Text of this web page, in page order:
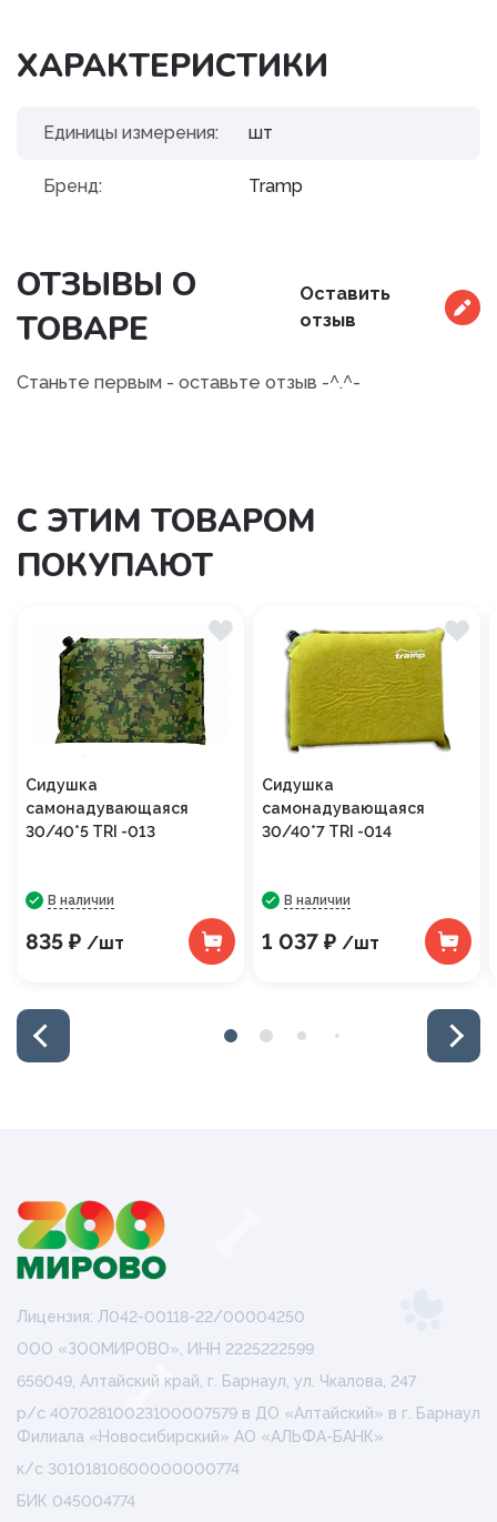
ХАРАКТЕРИСТИКИ
Единицы измерения: шт
Бренд: Tramp
ОТЗЫВЫ О
ТОВАРЕ
Оставить
отзыв
Станьте первым - оставьте отзыв -^.^-
С ЭТИМ ТОВАРОМ
ПОКУПАЮТ
Сидушка
самонадувающаяся
30/40*5 TRI -013
В наличии
835 ₽ /шт
Сидушка
самонадувающаяся
30/40*7 TRI -014
В наличии
1 037 ₽ /шт
Лицензия: Л042-00118-22/00004250
ООО «ЗООМИРОВО», ИНН 2225222599
656049, Алтайский край, г. Барнаул, ул. Чкалова, 247
р/с 40702810023100007579 в ДО «Алтайский» в г. Барнаул
Филиала «Новосибирский» АО «АЛЬФА-БАНК»
к/с 30101810600000000774
БИК 045004774